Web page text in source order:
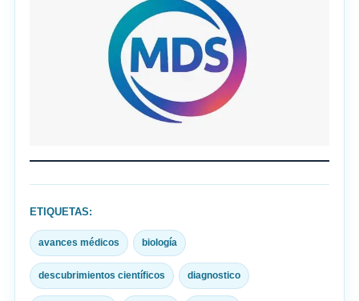
ETIQUETAS:
avances médicos biología
descubrimientos científicos diagnostico